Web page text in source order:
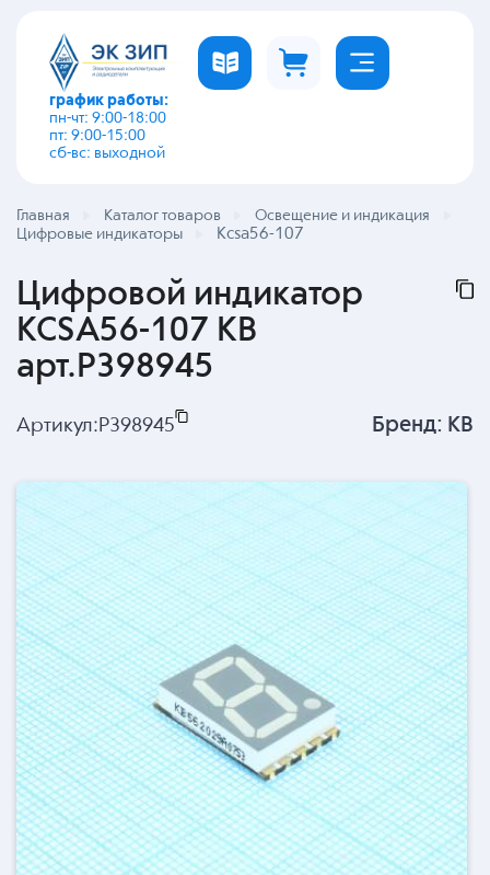
график работы:
пн-чт: 9:00-18:00
пт: 9:00-15:00
сб-вс: выходной
Главная Каталог товаров
Освещение и индикация
Цифровые индикаторы
Kcsa56-107
Цифровой индикатор
KCSA56-107 KB
арт.P398945
Артикул: P398945 Бренд: KB